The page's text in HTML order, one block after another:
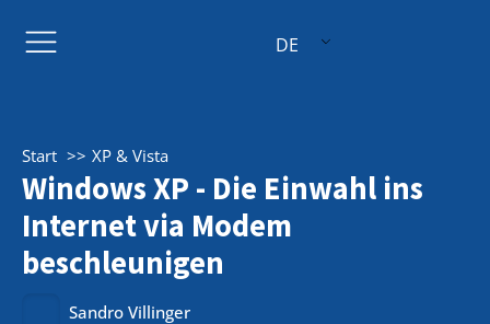
DE
Start XP & Vista
Windows XP - Die Einwahl ins
Internet via Modem
beschleunigen
Sandro Villinger